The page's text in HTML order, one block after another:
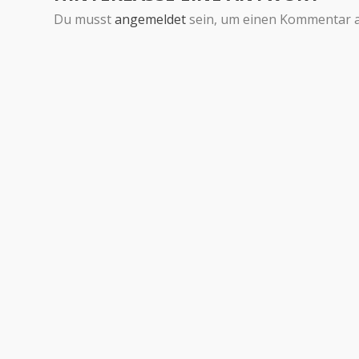
Du musstangemeldetsein, um einen Kommentar